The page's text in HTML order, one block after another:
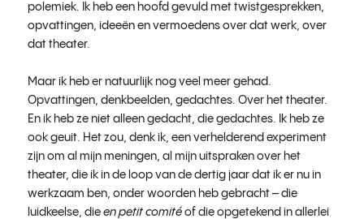
polemiek. Ik heb een hoofd gevuld met twistgesprekken,
opvattingen, ideeën en vermoedens over dat werk, over
dat theater.
Maar ik heb er natuurlijk nog veel meer gehad.
Opvattingen, denkbeelden, gedachtes. Over het theater.
En ik heb ze niet alleen gedacht, die gedachtes. Ik heb ze
ook geuit. Het zou, denk ik, een verhelderend experiment
zijn om al mijn meningen, al mijn uitspraken over het
theater, die ik in de loop van de dertig jaar dat ik er nu in
werkzaam ben, onder woorden heb gebracht – die
luidkeelse, die en petit comitéof die opgetekend in allerlei